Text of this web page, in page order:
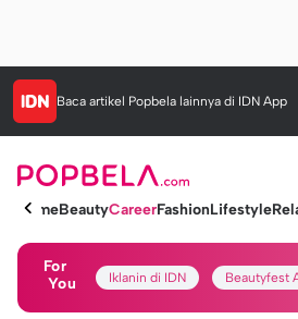
Baca artikel Popbela lainnya di IDN App
HomeBeautyCareerFashionLifestyle
For
You
Iklanin di IDN Beautyfest